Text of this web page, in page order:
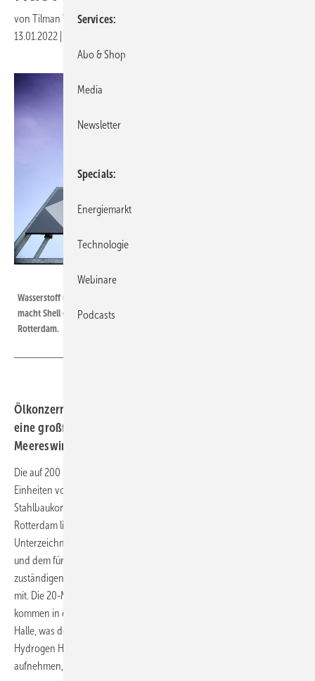
von Tilman Weber
13.01.2022
Wasserstoff und Offshore-Windkraft, die Niederlande planen Großes. Jetzt
macht Shell einen Aufschlag für eine 200-Megawatt-Elektrolyse in
Rotterdam.
Ölkonzern Shell hat den 200-Megawatt-Elektrolyseur für
eine großformatige Wasserstoffproduktion aus
Meereswindstrom schon ab 2024 in Rotterdam bestellt.
Die auf 200 Megawatt (MW) dimensionierte Anlage wird aus 20-MW-
Einheiten von Thyssenkrupp entstehen. Der deutsche
Stahlbaukonzern soll die Technologie schon ab Frühjahr 2022 nach
Rotterdam liefern und dort errichten. Dies teilte Thyssenkrupp nach
Unterzeichnung eines entsprechenden Liefervertrags zwischen Shell
und dem für die Wasserstofftechnologie des deutschen Konzerns
zuständigen Joint Venture Thyssenkrupp Uhde Chlorine Engineers
mit. Die 20-MW-Großmodule für die alkalische Wasserelektrolyse
kommen in eine sich über zwei Hektar Grundfläche erstreckende
Halle, was der Dimension von drei Fußballfeldern entspricht.
Hydrogen Holland I, wie Shell das Projekt nennt, soll den Betrieb 2024
aufnehmen, so die Planungen dann Wirklichkeit werden.
Services
Abo & Shop
Media
Newsletter
Specials
Energiemarkt
Technologie
Webinare
Podcasts